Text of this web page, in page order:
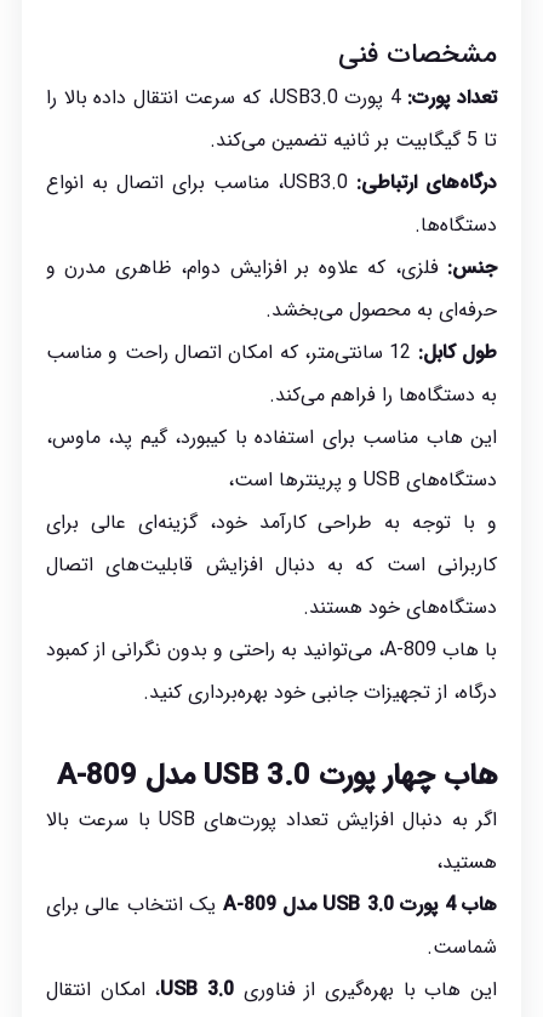
مشخصات فنی
تعداد پورت:
4 پورت USB3.0، که سرعت انتقال داده بالا را
تا 5 گیگابیت بر ثانیه تضمین می‌کند.
درگاه‌های ارتباطی:
USB3.0، مناسب برای اتصال به انواع
دستگاه‌ها.
جنس: فلزی، که علاوه بر افزایش دوام، ظاهری مدرن و
حرفه‌ای به محصول می‌بخشد.
طول کابل:
12 سانتی‌متر، که امکان اتصال راحت و مناسب
به دستگاه‌ها را فراهم می‌کند.
این هاب مناسب برای استفاده با کیبورد، گیم پد، ماوس،
دستگاه‌های USB و پرینترها است،
و با توجه به طراحی کارآمد خود، گزینه‌ای عالی برای
کاربرانی است که به دنبال افزایش قابلیت‌های اتصال
دستگاه‌های خود هستند.
با هاب A-809، می‌توانید به راحتی و بدون نگرانی از کمبود
درگاه، از تجهیزات جانبی خود بهره‌برداری کنید.
هاب چهار پورت USB 3.0 مدل A-809
اگر به دنبال افزایش تعداد پورت‌های USB با سرعت بالا
هستید،
هاب 4 پورت USB 3.0 مدل A-809
یک انتخاب عالی برای
شماست.
این هاب با بهره‌گیری از فناوریUSB 3.0، امکان انتقال